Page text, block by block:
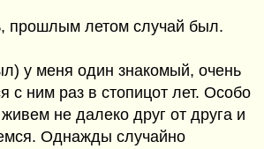
прошлым летом случай был.
у меня один знакомый, очень
с ним раз в стопицот лет. Особо
не далеко друг от друга и
Однажды случайно